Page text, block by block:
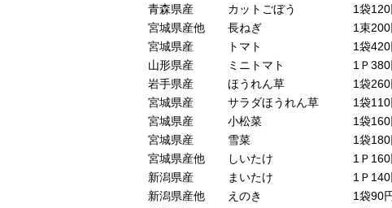
青森県産 カットごぼう 1袋120円（
宮城県産他 長ねぎ 1束200円（
宮城県産 トマト 1袋420円（
山形県産 ミニトマト 1Ｐ380円
岩手県産 ほうれん草 1袋260円
宮城県産 サラダほうれん草 1袋110円
宮城県産 小松菜 1袋160円（
宮城県産 雪菜 1袋180円（税
宮城県産他 しいたけ 1Ｐ160円（
新潟県産 まいたけ 1Ｐ140円（
新潟県産他 えのき 1袋90円（